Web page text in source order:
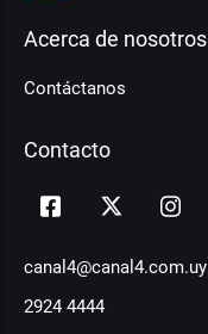
Acerca de nosotros
Contáctanos
Contacto
canal4@canal4.com.uy
2924 4444